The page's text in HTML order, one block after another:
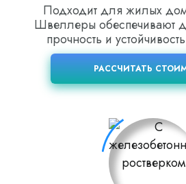
Подходит для жилых
Швеллеры обеспечивают
прочность и
РАССЧИТАТЬ